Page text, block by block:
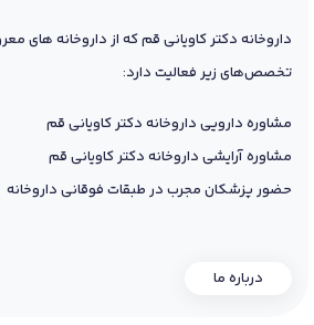
داروخانه دکتر کاویانی قم که از داروخانه های
تخصص‌های زیر فعالیت دارد:
مشاوره دارویی داروخانه دکتر کاویانی قم
مشاوره آرایشی داروخانه دکتر کاویانی قم
حضور پزشکان مجرب در طبقات فوقانی داروخانه
درباره ما